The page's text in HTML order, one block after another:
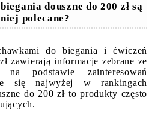
douszne do 200 zł są
polecane?
do biegania i ćwiczeń
zawierają informacje zebrane ze
na podstawie zainteresowań
się najwyżej w rankingach
do 200 zł to produkty często